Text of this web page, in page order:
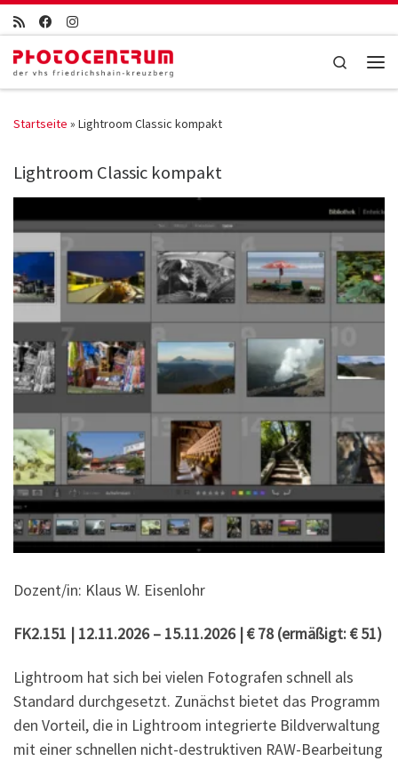
Zum Inhalt springen
Search
Startseite » Lightroom Classic kompakt
Lightroom Classic kompakt
Dozent/in: Klaus W. Eisenlohr
FK2.151 | 12.11.2026 – 15.11.2026 | € 78 (ermäßigt:€ 51)
Lightroom hat sich bei vielen Fotografen schnell als
Standard durchgesetzt. Zunächst bietet das Programm
den Vorteil, die in Lightroom integrierte Bildverwaltung
mit einer schnellen nicht-destruktiven RAW-Bearbeitung